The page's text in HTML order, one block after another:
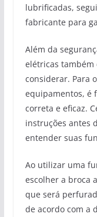
lubrificadas,
fabricante para
Além da
elétricas também
considerar. Para
equipamentos, é
correta e eficaz.
instruções antes
entender suas
Ao utilizar uma
escolher a broca
que será
de acordo com a